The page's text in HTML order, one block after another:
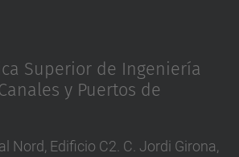
by
Superior de Ingeniería
y Puertos de
Nord, Edificio C2. C. Jordi Girona,